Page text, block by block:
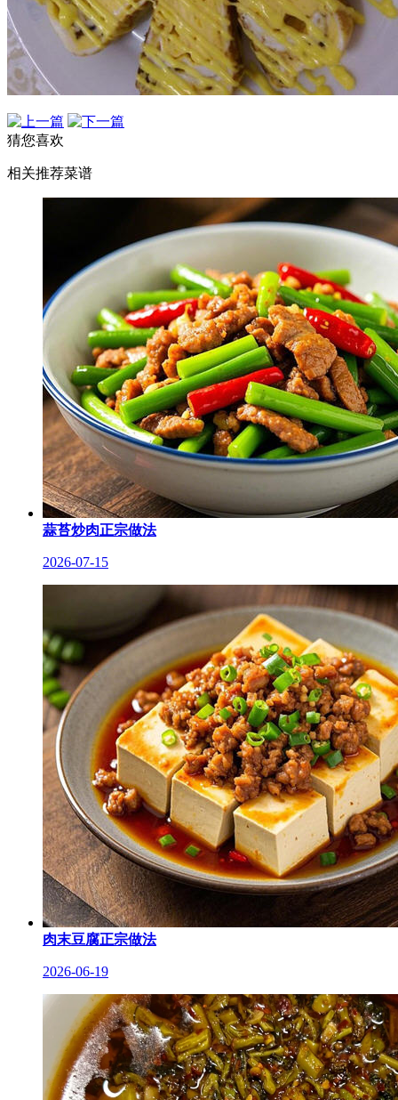
猜您喜欢
相关推荐菜谱
蒜苔炒肉正宗做法
2026-07-15
肉末豆腐正宗做法
2026-06-19